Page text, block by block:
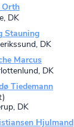
Orth
DK
Stauning
DK
Marcus
DK
Tiedemann
DK
Hjulmand